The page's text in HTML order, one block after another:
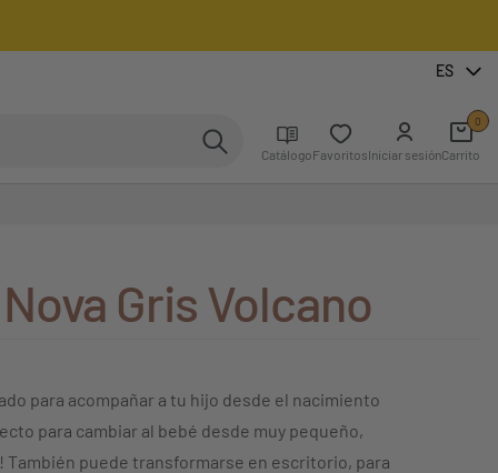
ES
CatálogoFavoritosIniciar sesiónCarrito
0
Gris Volcano
para acompañar a tu hijo desde el nacimiento
para cambiar al bebé desde muy pequeño,
También puede transformarse en escritorio, para